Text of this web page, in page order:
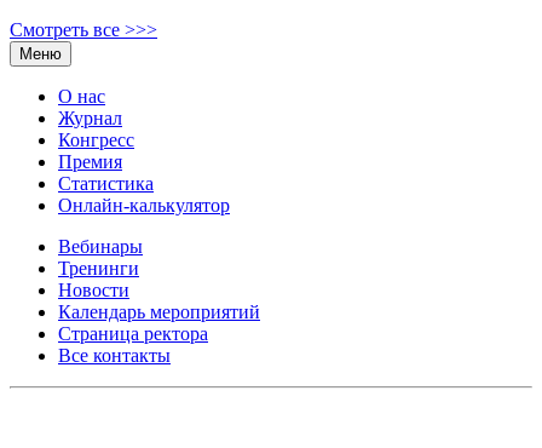
Смотреть все >>>
Меню
О нас
Журнал
Конгресс
Премия
Статистика
Онлайн-калькулятор
Вебинары
Тренинги
Новости
Календарь мероприятий
Страница ректора
Все контакты